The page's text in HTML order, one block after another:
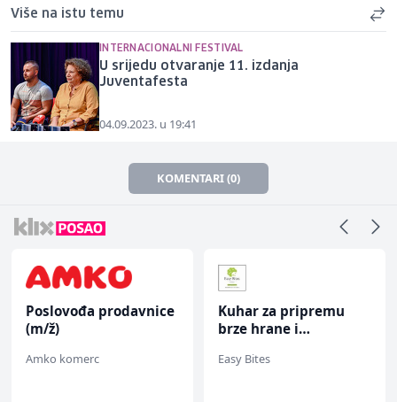
Više na istu temu
INTERNACIONALNI FESTIVAL
U srijedu otvaranje 11. izdanja
Juventafesta
04.09.2023. u 19:41
KOMENTARI (0)
Poslovođa prodavnice
(m/ž)
Amko komerc
Kuhar za pripremu
brze hrane i
ž)
Easy Bites